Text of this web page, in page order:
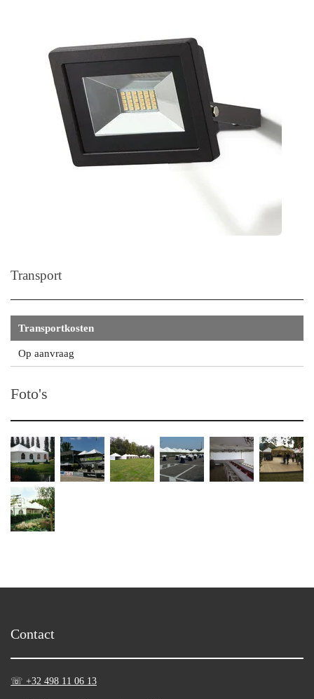
Transport
Transportkosten
Op aanvraag
Foto's
Contact
☏ +32 498 11 06 13